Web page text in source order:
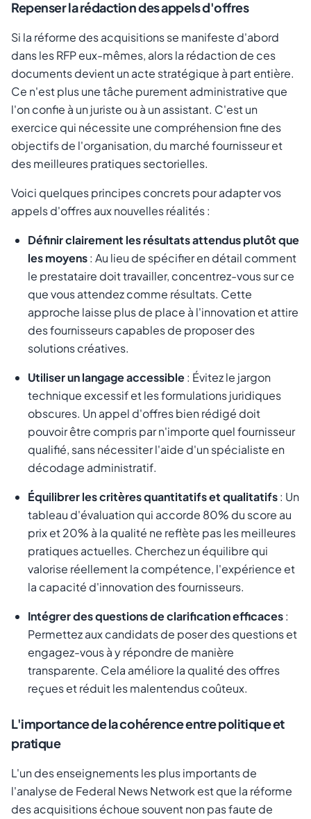
Repenser la rédaction des appels d'offres
Si la réforme des acquisitions se manifeste d'abord
dans les RFP eux-mêmes, alors la rédaction de ces
documents devient un acte stratégique à part entière.
Ce n'est plus une tâche purement administrative que
l'on confie à un juriste ou à un assistant. C'est un
exercice qui nécessite une compréhension fine des
objectifs de l'organisation, du marché fournisseur et
des meilleures pratiques sectorielles.
Voici quelques principes concrets pour adapter vos
appels d'offres aux nouvelles réalités :
Définir clairement les résultats attendus plutôt que
les moyens: Au lieu de spécifier en détail comment
le prestataire doit travailler, concentrez-vous sur ce
que vous attendez comme résultats. Cette
approche laisse plus de place à l'innovation et attire
des fournisseurs capables de proposer des
solutions créatives.
Utiliser un langage accessible: Évitez le jargon
technique excessif et les formulations juridiques
obscures. Un appel d'offres bien rédigé doit
pouvoir être compris par n'importe quel fournisseur
qualifié, sans nécessiter l'aide d'un spécialiste en
décodage administratif.
Équilibrer les critères quantitatifs et qualitatifs: Un
tableau d'évaluation qui accorde 80% du score au
prix et 20% à la qualité ne reflète pas les meilleures
pratiques actuelles. Cherchez un équilibre qui
valorise réellement la compétence, l'expérience et
la capacité d'innovation des fournisseurs.
Intégrer des questions de clarification efficaces:
Permettez aux candidats de poser des questions et
engagez-vous à y répondre de manière
transparente. Cela améliore la qualité des offres
reçues et réduit les malentendus coûteux.
L'importance de la cohérence entre politique et
pratique
L'un des enseignements les plus importants de
l'analyse de Federal News Network est que la réforme
des acquisitions échoue souvent non pas faute de